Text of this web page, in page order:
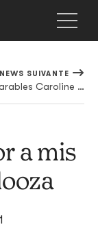
NEWS SUIVANTE
Les inséparables Caroline Polacheck et Danny L Harle font (encore) des merveilles sur "Bunny Is Rider"
a mis